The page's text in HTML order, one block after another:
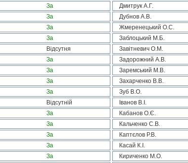
За Дмитрук А.Г.
За Дубнов А.В.
За Жмеренецький О.С.
За Заблоцький М.Б.
Відсутня Завітневич О.М.
За Задорожний А.В.
За Заремський М.В.
За Захарченко В.В.
За Зуб В.О.
Відсутній Іванов В.І.
За Кабанов О.Є.
За Кальченко С.В.
За Каптєлов Р.В.
За Касай К.І.
За Кириченко М.О.